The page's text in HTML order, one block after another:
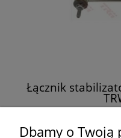
Łącznik
Dbamy o Twoją